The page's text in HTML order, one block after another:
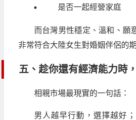
是否一起經營家庭
而台灣男性穩定、溫和、願
非常符合大陸女生對婚姻伴侶的
五、趁你還有經濟能力時
相親市場最現實的一句話：
男人越早行動，選擇越好